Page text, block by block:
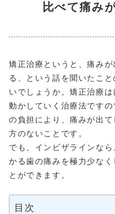
比べて痛み
矯正治療というと、痛み
る、という話を聞いたこ
いでしょうか。矯正治療
動かしていく治療法です
の負担により、痛みが出
方のないことです。
でも、インビザラインな
かる歯の痛みを極力少な
とができます。
目次